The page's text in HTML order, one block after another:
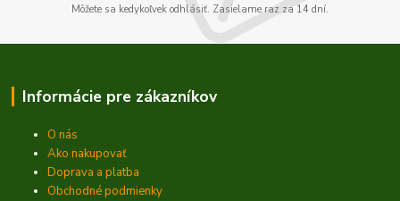
Môžete sa kedykoľvek odhlásiť. Zasielame raz za 14 dní.
Informácie pre zákazníkov
O nás
Ako nakupovať
Doprava a platba
Obchodné podmienky